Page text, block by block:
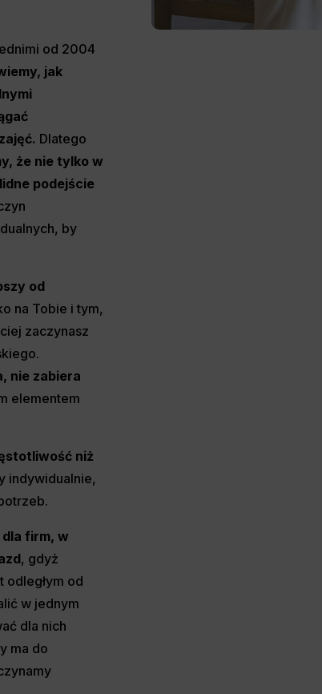
od 2004
jak
Dlatego
że nie tylko w
podejście
by
od
na Tobie i tym,
zaczynasz
nie zabiera
elementem
niż
indywidualnie,
firm, w
, gdyż
odległym od
w jednym
dla nich
ma do